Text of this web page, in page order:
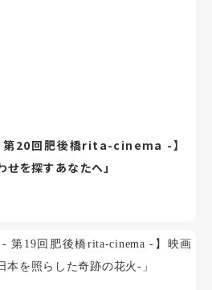
- 第20回肥後橋rita-cinema -】
を探すあなたへ」